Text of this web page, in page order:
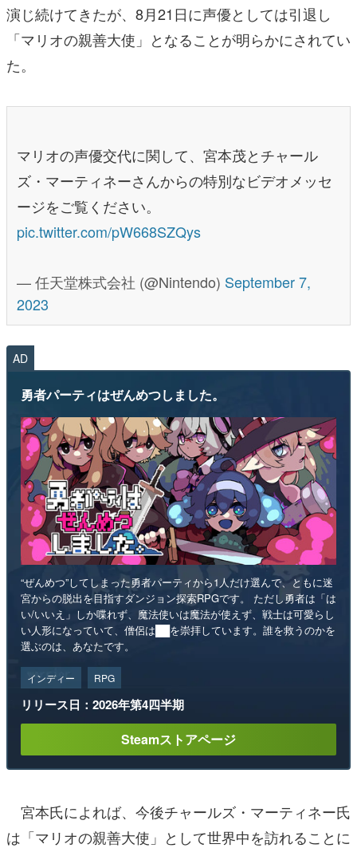
演じ続けてきたが、8月21日に声優としては引退し
「マリオの親善大使」となることが明らかにされてい
た。
マリオの声優交代に関して、宮本茂とチャール
ズ・マーティネーさんからの特別なビデオメッセ
ージをご覧ください。
pic.twitter.com/pW668SZQys
— 任天堂株式会社 (@Nintendo) September 7,
2023
AD
勇者パーティはぜんめつしました。
“ぜんめつ”してしまった勇者パーティから1人だけ選んで、ともに迷
宮からの脱出を目指すダンジョン探索RPGです。 ただし勇者は「は
い/いいえ」しか喋れず、魔法使いは魔法が使えず、戦士は可愛らし
い人形になっていて、僧侶は██を崇拝しています。誰を救うのかを
選ぶのは、あなたです。
インディー RPG
リリース日：2026年第4四半期
Steamストアページ
宮本氏によれば、今後チャールズ・マーティネー氏
は「マリオの親善大使」として世界中を訪れることに